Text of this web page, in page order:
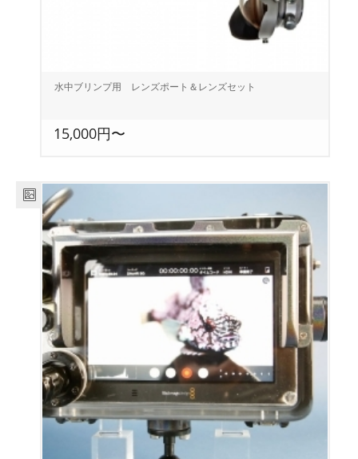
水中ブリンプ用 レンズポート＆レンズセット
15,000円〜